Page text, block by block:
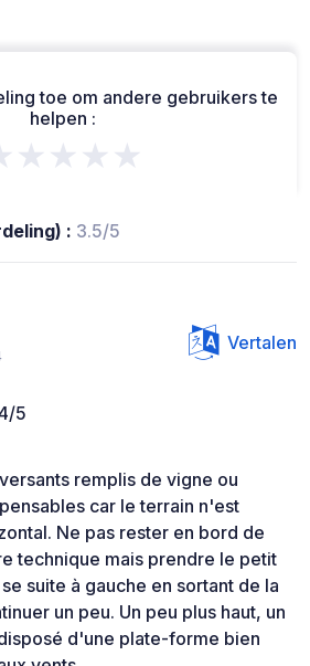
toe om andere gebruikers te
helpen :
: 3.5/5
Vertalen
5
remplis de vigne ou
car le terrain n'est
Ne pas rester en bord de
technique mais prendre le petit
suite à gauche en sortant de la
un peu. Un peu plus haut, un
d'une plate-forme bien